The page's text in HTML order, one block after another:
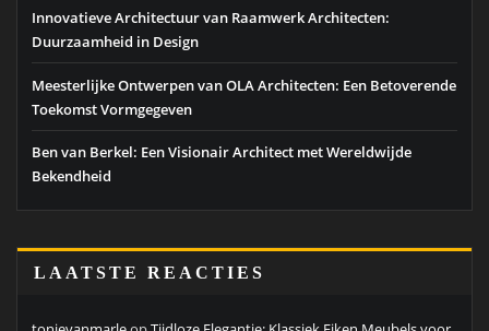
Innovatieve Architectuur van Raamwerk Architecten:
Duurzaamheid in Design
Meesterlijke Ontwerpen van OLA Architecten: Een Betoverende
Toekomst Vormgegeven
Ben van Berkel: Een Visionair Architect met Wereldwijde
Bekendheid
LAATSTE REACTIES